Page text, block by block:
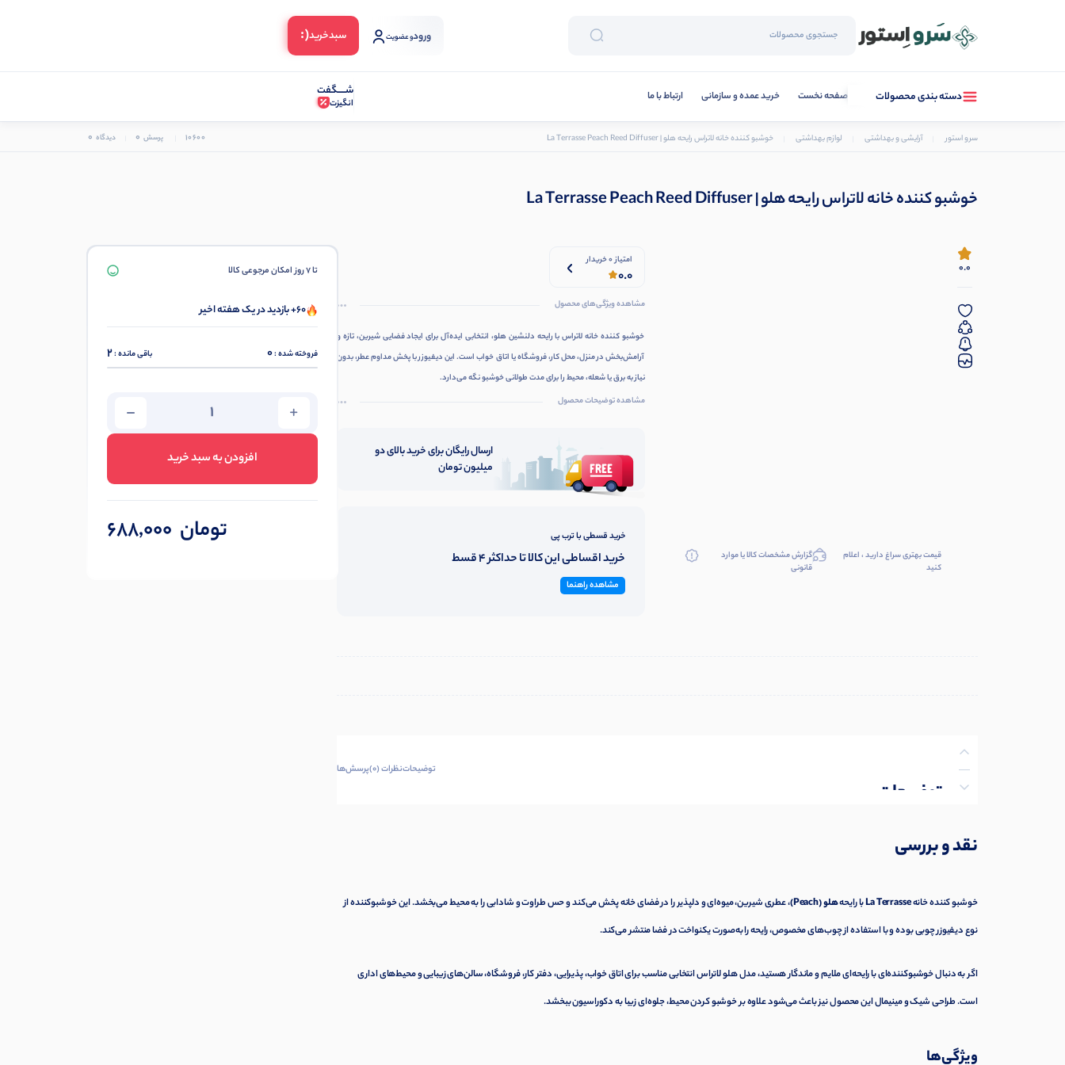
ورودو عضویت سبد‌خرید(:
دسته بندی محصولات صفحه نخست خرید عمده و سازمانی ارتباط با ما شـــــگفت
انگیزت
سرو استور آرایشی و بهداشتی لوازم بهداشتی خوشبو کننده خانه لاتراس رایحه هلو | La Terrasse Peach Reed Diffuser 10600 پرسش 0 دیدگاه 0
خوشبو کننده خانه لاتراس رایحه هلو | La Terrasse Peach Reed Diffuser
0.0
قیمت بهتری سراغ دارید ، اعلام
کنید
گزارش مشخصات کالا یا موارد
قانونی
امتیاز 0 خریدار
0.0
مشاهده ویژگی‌های محصول
خوشبو کننده خانه لاتراس با رایحه دلنشین هلو، انتخابی ایده‌آل برای ایجاد فضایی شیرین، تازه و
آرامش‌بخش در منزل، محل کار، فروشگاه یا اتاق خواب است. این دیفیوزر با پخش مداوم عطر، بدون
نیاز به برق یا شعله، محیط را برای مدت طولانی خوشبو نگه می‌دارد.
مشاهده توضیحات محصول
ارسال رایگان برای خرید بالای دو
میلیون تومان
خرید قسطی با ترب پی
خرید اقساطی این کالا تا حداکثر 4 قسط
مشاهده راهنما
توضیحات
نظرات (0)
توضیحاتنظرات (0) پرسش‌ها
نقد و بررسی
خوشبو کننده خانهLa Terrasseبارایحههلو (Peach)
، عطری شیرین، میوه‌ای و دلپذیر را در فضای خانه پخش می‌کند و حس طراوت و شادابی را به محیط می‌بخشد. این خوشبوکننده از
نوع دیفیوزر چوبی بوده و با استفاده از چوب‌های مخصوص، رایحه را به‌صورت یکنواخت در فضا منتشر می‌کند.
اگر به دنبال خوشبوکننده‌ای با رایحه‌ای ملایم و ماندگار هستید، مدل هلو لاتراس انتخابی مناسب برای اتاق خواب، پذیرایی، دفتر کار، فروشگاه، سالن‌های زیبایی و محیط‌های اداری
است. طراحی شیک و مینیمال این محصول نیز باعث می‌شود علاوه بر خوشبو کردن محیط، جلوه‌ای زیبا به دکوراسیون ببخشد.
ویژگی‌ها
تا 7 روز امکان مرجوعی کالا
60+ بازدید در یک هفته اخیر
فروخته شده :0 باقی مانده :2
افزودن به سبد خرید
688,000 تومان